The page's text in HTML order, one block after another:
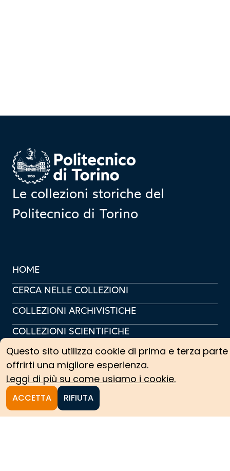
Questo sito utilizza cookie di prima e terza
offrirti una migliore esperienza.
Leggi di più su come usiamo i cookie.
ACCETTA RIFIUTA
Homepage
Le collezioni storiche del
Politecnico di Torino
HOME
CERCA NELLE COLLEZIONI
COLLEZIONI ARCHIVISTICHE
COLLEZIONI SCIENTIFICHE
PERCORSI TEMATICI
PROTAGONISTI
NEWS
CREDITS